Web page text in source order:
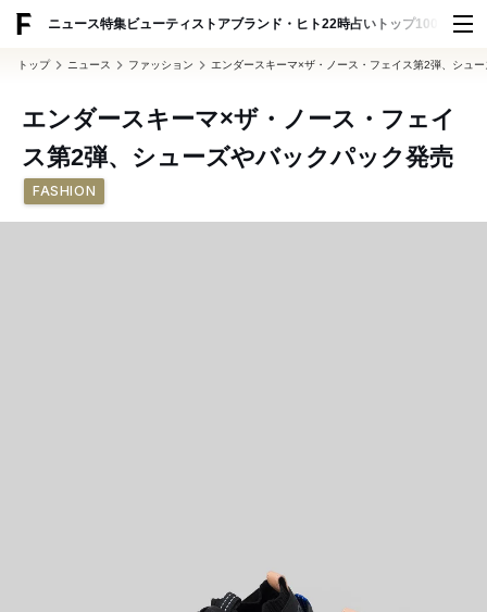
ニュース特集ビューティ ストアブランド・ヒト22時占い トップ100 スナッ
トップ ニュース ファッション エンダースキーマ×ザ・ノース・フェイス第2弾、シュ
エンダースキーマ×ザ・ノース・フェイ
ス第2弾、シューズやバックパック発売
FASHION